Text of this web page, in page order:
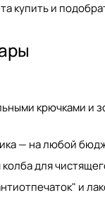
купитьи
крючками и
— на любой
для
и